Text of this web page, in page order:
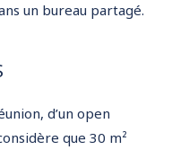
un bureau partagé.
d’un open
que 30 m²